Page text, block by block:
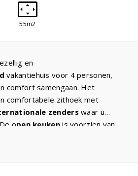
55m2
en
vakantiehuis voor 4 personen,
comfort samengaan. Het
comfortabele zithoek met
zenders waar u
open keukenis voorzien van